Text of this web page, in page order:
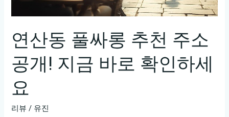
지
마
세
요
연산동 풀싸롱 추천 주소
공개! 지금 바로 확인하세
요
리뷰 / 유진